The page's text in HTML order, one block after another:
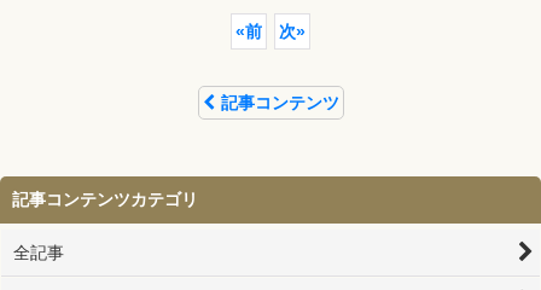
«前 次»
記事コンテンツ
記事コンテンツカテゴリ
全記事